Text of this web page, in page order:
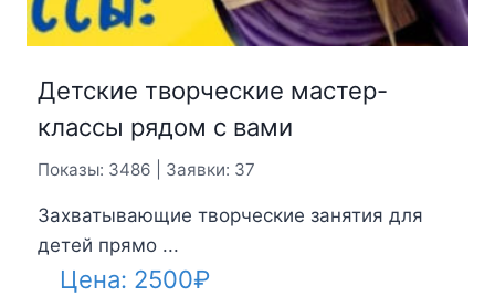
Детские творческие мастер-
классы рядом с вами
Показы: 3486 | Заявки: 37
Захватывающие творческие занятия для
детей прямо ...
Цена: 2500₽